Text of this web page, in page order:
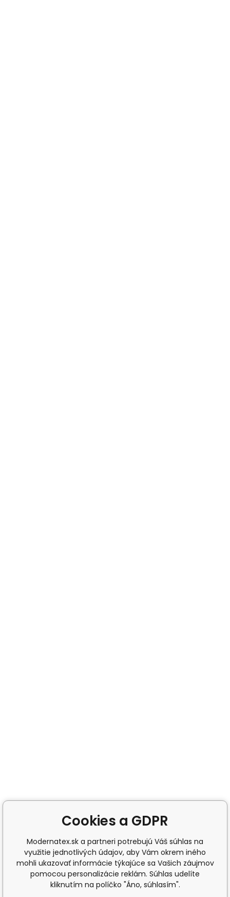
Cookies a GDPR
Modernatex.sk a partneri potrebujú Váš súhlas na
využitie jednotlivých údajov, aby Vám okrem iného
mohli ukazovať informácie týkajúce sa Vašich záujmov
pomocou personalizácie reklám. Súhlas udelíte
kliknutím na políčko "Áno, súhlasím".